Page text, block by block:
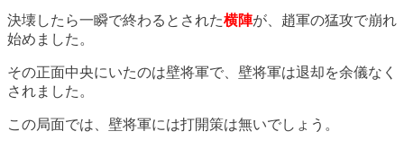
決壊したら一瞬で終わるとされた横陣が、趙軍の猛攻で崩れ
始めました。
その正面中央にいたのは壁将軍で、壁将軍は退却を余儀なく
されました。
この局面では、壁将軍には打開策は無いでしょう。